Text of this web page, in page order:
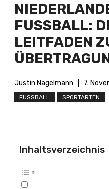
FUSSBALL:
EITFADEN
Justin Nagelmann 7.
FUSSBALL SPORTARTEN
Inhaltsverzeichnis